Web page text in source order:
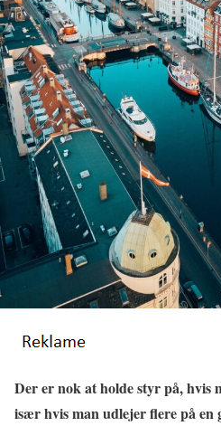
Der er nok at holde styr på, hvis
især hvis man udlejer flere på en